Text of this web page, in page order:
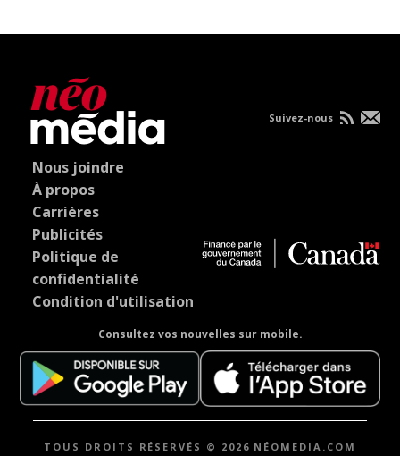
Nous joindre
À propos
Carrières
Publicités
Politique de
confidentialité
Condition d'utilisation
Consultez vos nouvelles sur mobile.
Suivez-nous
TOUS DROITS RÉSERVÉS © 2026 NÉOMEDIA.COM